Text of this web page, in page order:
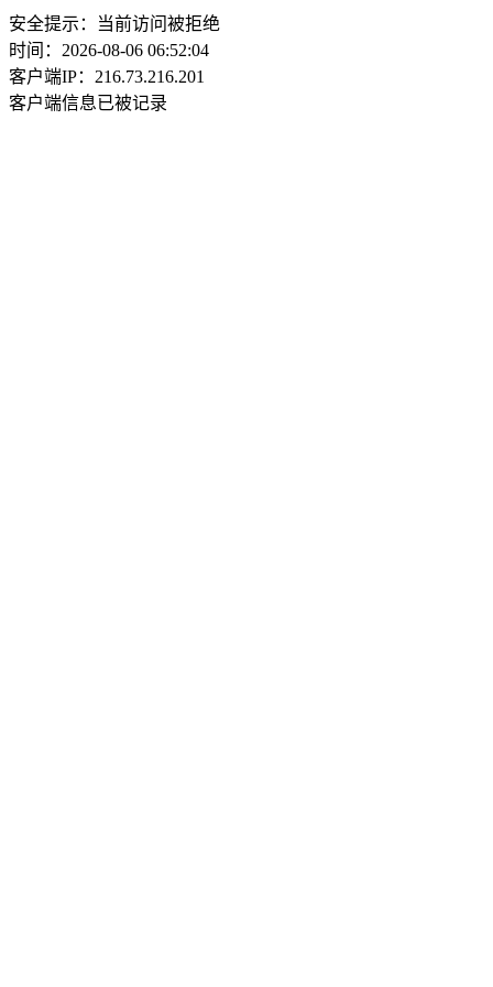
安全提示：当前访问被拒绝
时间：2026-08-06 06:52:04
客户端IP：216.73.216.201
客户端信息已被记录